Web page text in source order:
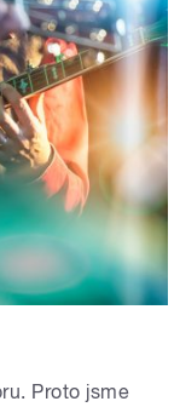
Proto jsme